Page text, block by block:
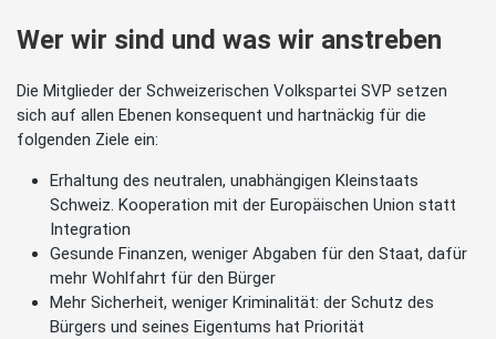
Wer wir sind und was wir anstreben
Die Mitglieder der Schweizerischen Volkspartei SVP setzen
sich auf allen Ebenen konsequent und hartnäckig für die
folgenden Ziele ein:
Erhaltung des neutralen, unabhängigen Kleinstaats
Schweiz. Kooperation mit der Europäischen Union statt
Integration
Gesunde Finanzen, weniger Abgaben für den Staat, dafür
mehr Wohlfahrt für den Bürger
Mehr Sicherheit, weniger Kriminalität: der Schutz des
Bürgers und seines Eigentums hat Priorität